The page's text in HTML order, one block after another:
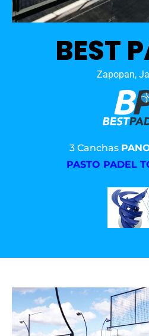
BEST
Zapopan,
3 Canchas
PASTO PADEL